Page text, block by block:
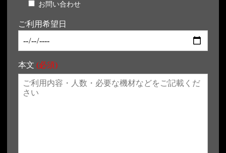
お問い合わせ
ご利用希望日
本文 (必須)